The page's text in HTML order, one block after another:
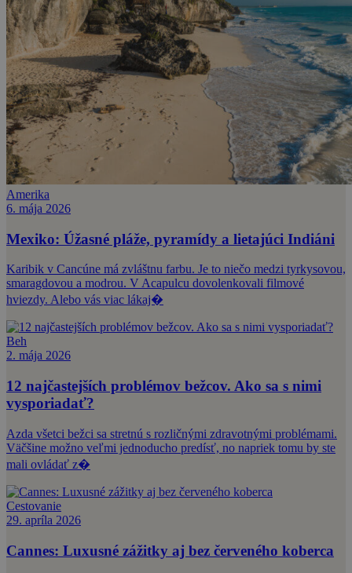
Amerika
6. mája 2026
Mexiko: Úžasné pláže, pyramídy a lietajúci Indiáni
Karibik v Cancúne má zvláštnu farbu. Je to niečo medzi tyrkysovou,
smaragdovou a modrou. V Acapulcu dovolenkovali filmové
hviezdy. Alebo vás viac lákaj�
Beh
2. mája 2026
12 najčastejších problémov bežcov. Ako sa s nimi
vysporiadať?
Azda všetci bežci sa stretnú s rozličnými zdravotnými problémami.
Väčšine možno veľmi jednoducho predísť, no napriek tomu by ste
mali ovládať z�
Cestovanie
29. apríla 2026
Cannes: Luxusné zážitky aj bez červeného koberca